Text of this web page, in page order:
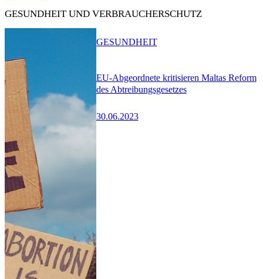
GESUNDHEIT UND VERBRAUCHERSCHUTZ
EU-Abgeordnete kritisieren Maltas Reform
des Abtreibungsgesetzes
30.06.2023
GESUNDHEIT